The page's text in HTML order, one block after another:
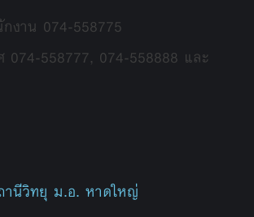
งาน 074-558775
074-558777, 074-558888 และ
านีวิทยุ ม.อ. หาดใหญ่